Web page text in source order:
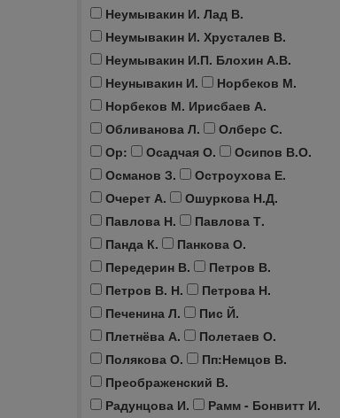
Неумывакин И. Лад В.
Неумывакин И. Хрусталев В.
Неумывакин И.П. Блохин А.В.
Неунывакин И.
Норбеков М.
Норбеков М. Ирисбаев А.
Обливанова Л.
Олберс С.
Ор:
Осадчая О.
Осипов В.О.
Османов З.
Остроухова Е.
Очерет А.
Ошуркова Н.Д.
Павлова Н.
Павлова Т.
Панда К.
Панкова О.
Передерин В.
Петров В.
Петров В. Н.
Петрова Н.
Печенина Л.
Пис Й.
Плетнёва А.
Полетаев О.
Полякова О.
Пп:Немцов В.
Преображенский В.
Радунцова И.
Рамм - Бонвитт И.